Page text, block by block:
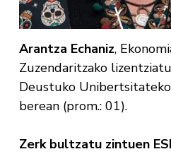
Arantza Echaniz,
Zuzendaritzako
Deustuko
berean (prom.: 01).
Zerk bultzatu zintuen